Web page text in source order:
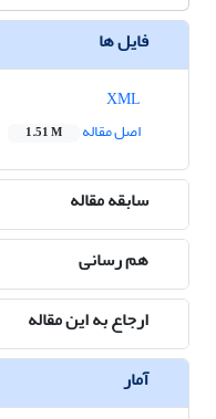
فایل ها
اصل مقاله
1.51 M
سابقه مقاله
هم رسانی
ارجاع به این مقاله
آمار